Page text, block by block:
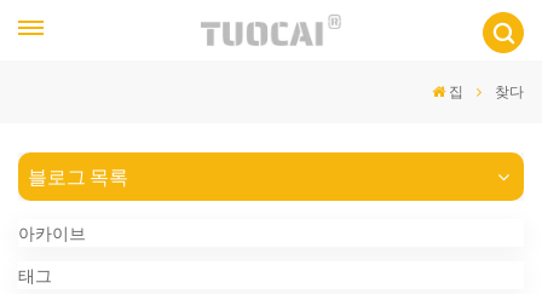
집 찾다
블로그 목록
아카이브
태그